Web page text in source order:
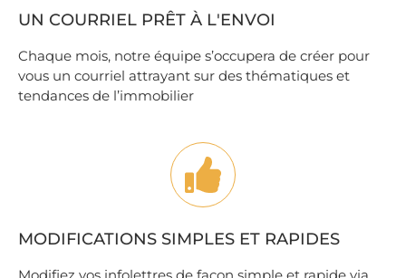
UN COURRIEL PRÊT À L'ENVOI
Chaque mois, notre équipe s’occupera de créer pour
vous un courriel attrayant sur des thématiques et
tendances de l’immobilier
MODIFICATIONS SIMPLES ET RAPIDES